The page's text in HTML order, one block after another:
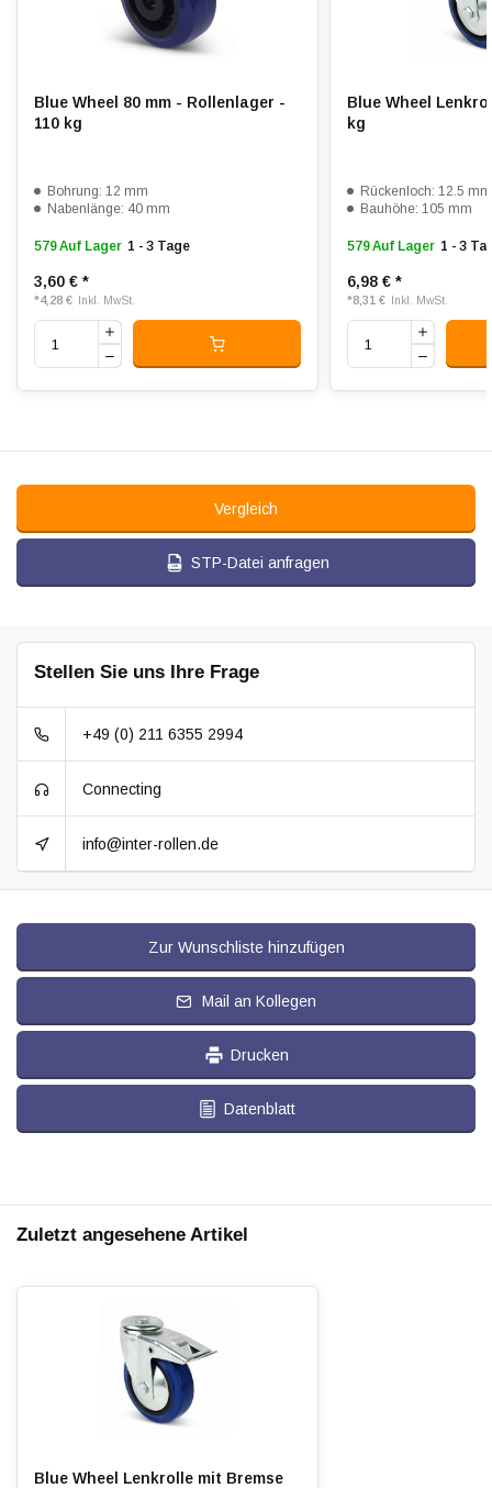
Rollwiderstand:
Dämpfung:
Passend für: Glatte bis unebene Böden
Blue Wheel 80 mm - Rollenlager -
110 kg
Bohrung: 12 mm
Nabenlänge: 40 mm
579 Auf Lager 1 - 3 Tage
3,60 € *
*4,28 € Inkl. MwSt.
Blue Wheel
kg
Rückenloch: 12.5 mm
Bauhöhe: 105 mm
579 Auf Lager 1 - 3
6,98 €*
*8,31 € Inkl. MwSt.
Vergleich
STP-Datei anfragen
Stellen Sie uns Ihre Frage
+49 (0) 211 6355 2994
Connecting
info@inter-rollen.de
Zur Wunschliste hinzufügen
Mail an Kollegen
Drucken
Datenblatt
Zuletzt angesehene Artikel
Blue Wheel Lenkrolle mit Bremse